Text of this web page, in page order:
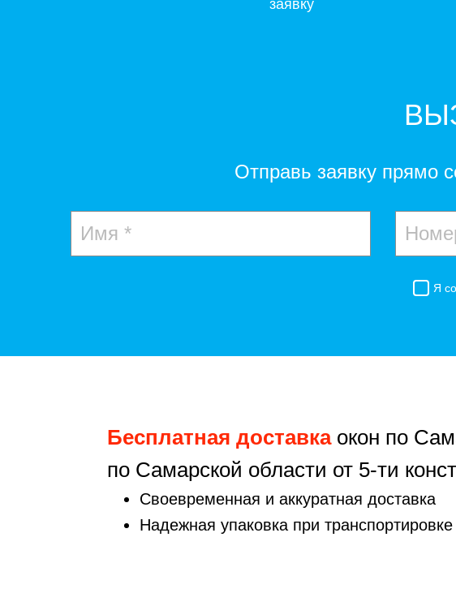
заявку
Отправь заявку прямо
Я
Бесплатная доставкаокон по
по Самарской области от 5-ти
Своевременная и аккуратная доставка
Надежная упаковка при транспортировке